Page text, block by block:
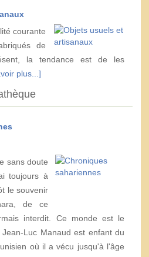
courante
de
la tendance est de les
plus...]
sans doute
toujours à
le souvenir
de ce
interdit. Ce monde est le
Luc Manaud est enfant du
où il a vécu jusqu'à l'âge